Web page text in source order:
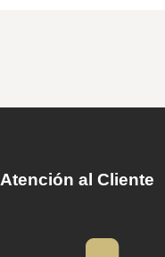
Atención al Cliente